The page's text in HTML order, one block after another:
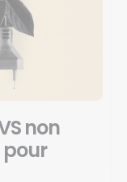
non
pour